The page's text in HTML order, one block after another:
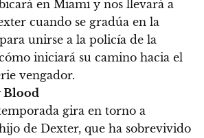
en Miami y nos llevará a
cuando se gradúa en la
unirse a la policía de la
iniciará su camino hacia el
vengador.
Blood
gira en torno a
de Dexter, que ha sobrevivido